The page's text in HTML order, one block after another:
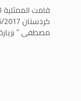
قامت الممثلية
مصطفى ”